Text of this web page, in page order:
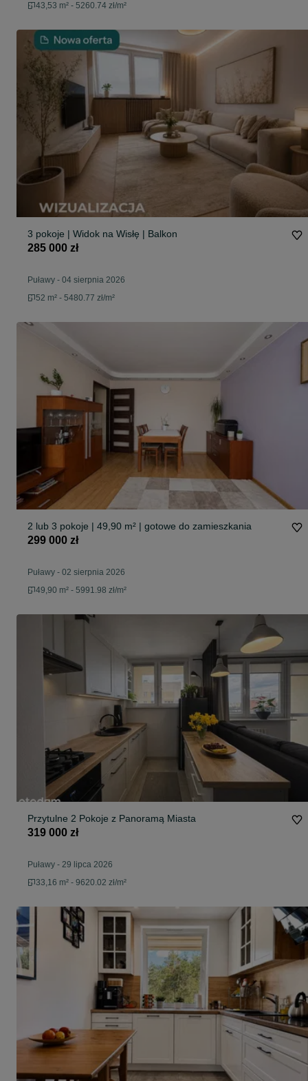
43,53 m² - 5260.74 zł/m²
3 pokoje | Widok na Wisłę | Balkon
285 000 zł
Puławy - 04 sierpnia 2026
52 m² - 5480.77 zł/m²
2 lub 3 pokoje | 49,90 m² | gotowe do zamieszkania
299 000 zł
Puławy - 02 sierpnia 2026
49,90 m² - 5991.98 zł/m²
Przytulne 2 Pokoje z Panoramą Miasta
319 000 zł
Puławy - 29 lipca 2026
33,16 m² - 9620.02 zł/m²